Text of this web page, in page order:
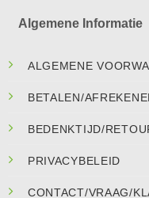
Algemene Informatie
ALGEMENE
BETALEN/
BEDENKTIJD/
PRIVACYBELEID
CONTACT/VRAAG/